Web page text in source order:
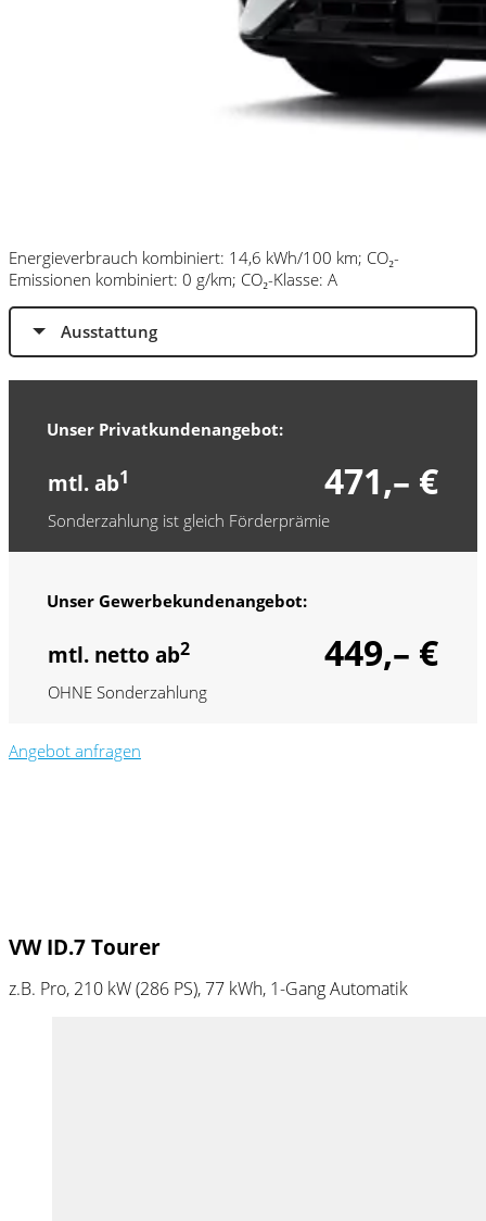
Energieverbrauch kombiniert: 14,6 kWh/100 km; CO₂-
Emissionen kombiniert: 0 g/km; CO₂-Klasse: A
Ausstattung
Unser Privatkundenangebot:
mtl. ab1 471,– €
Sonderzahlung ist gleich Förderprämie
Unser Gewerbekundenangebot:
mtl. netto ab2 449,– €
OHNE Sonderzahlung
Angebot anfragen
VW ID.7 Tourer
z.B. Pro, 210 kW (286 PS), 77 kWh, 1-Gang Automatik